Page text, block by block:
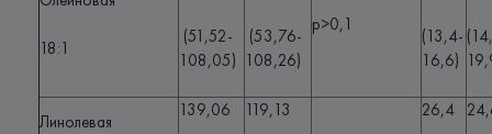
18:1
(51,52-
108,05)
(53,76-
108,26)
p>0,1
(13,4-
16,6)
Линолевая
139,06 119,13 26,4